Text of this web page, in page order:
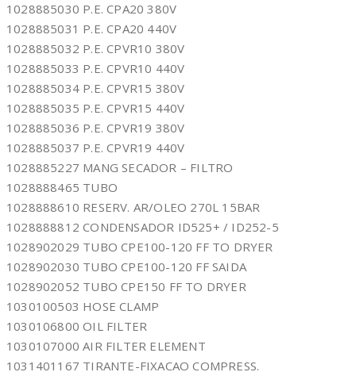
1028885030 P.E. CPA20 380V
1028885031 P.E. CPA20 440V
1028885032 P.E. CPVR10 380V
1028885033 P.E. CPVR10 440V
1028885034 P.E. CPVR15 380V
1028885035 P.E. CPVR15 440V
1028885036 P.E. CPVR19 380V
1028885037 P.E. CPVR19 440V
1028885227 MANG SECADOR – FILTRO
1028888465 TUBO
1028888610 RESERV. AR/OLEO 270L 15BAR
1028888812 CONDENSADOR ID525+ / ID252-5
1028902029 TUBO CPE100-120 FF TO DRYER
1028902030 TUBO CPE100-120 FF SAIDA
1028902052 TUBO CPE150 FF TO DRYER
1030100503 HOSE CLAMP
1030106800 OIL FILTER
1030107000 AIR FILTER ELEMENT
1031401167 TIRANTE-FIXACAO COMPRESS.